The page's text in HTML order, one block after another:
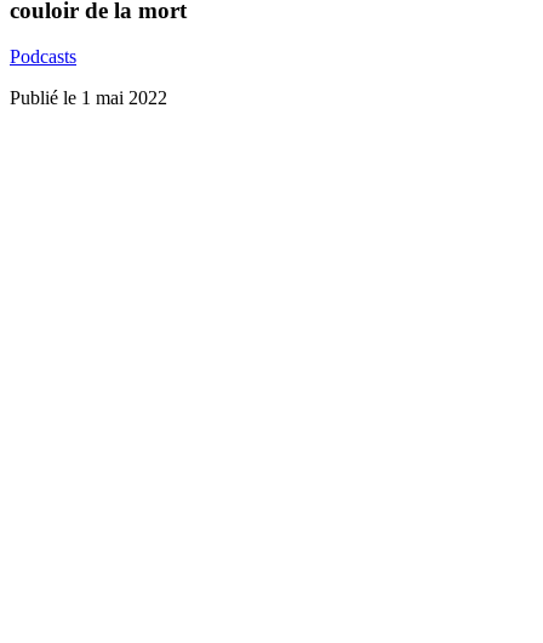
couloir de la mort
Podcasts
Publié le 1 mai 2022